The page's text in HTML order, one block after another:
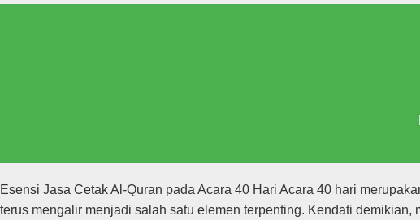
Esensi Jasa Cetak Al-Quran pada Acara 40 Hari Acara 40 hari
terus mengalir menjadi salah satu elemen terpenting. Kendati